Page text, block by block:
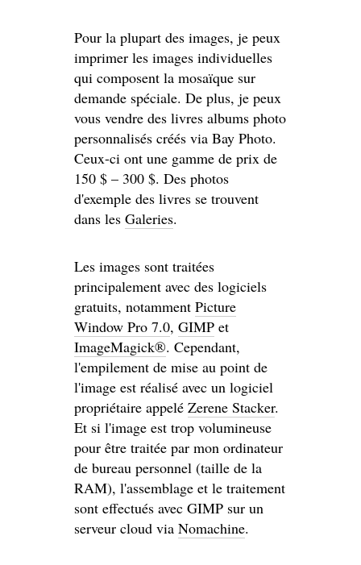
Pour la plupart des images, je peux
imprimer les images individuelles
qui composent la mosaïque sur
demande spéciale. De plus, je peux
vous vendre des livres albums photo
personnalisés créés via Bay Photo.
Ceux-ci ont une gamme de prix de
150 $ – 300 $. Des photos
d'exemple des livres se trouvent
dans les Galeries.
Les images sont traitées
principalement avec des logiciels
gratuits, notamment Picture
Window Pro 7.0, GIMP et
ImageMagick®. Cependant,
l'empilement de mise au point de
l'image est réalisé avec un logiciel
propriétaire appelé Zerene Stacker.
Et si l'image est trop volumineuse
pour être traitée par mon ordinateur
de bureau personnel (taille de la
RAM), l'assemblage et le traitement
sont effectués avec GIMP sur un
serveur cloud via Nomachine.